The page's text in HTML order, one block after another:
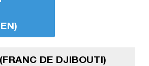
DE DJIBOUTI)